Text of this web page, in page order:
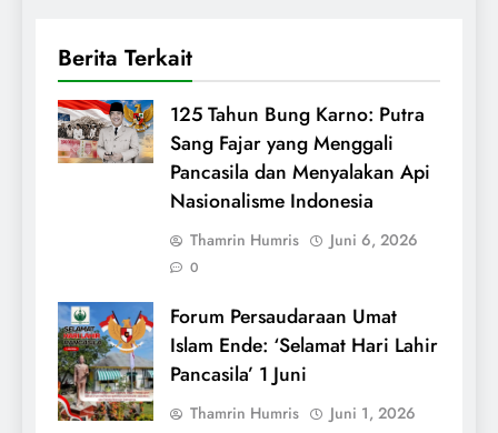
Berita Terkait
125 Tahun Bung Karno: Putra
Sang Fajar yang Menggali
Pancasila dan Menyalakan Api
Nasionalisme Indonesia
Thamrin Humris Juni 6, 2026
0
Forum Persaudaraan Umat
Islam Ende: ‘Selamat Hari Lahir
Pancasila’ 1 Juni
Thamrin Humris Juni 1, 2026